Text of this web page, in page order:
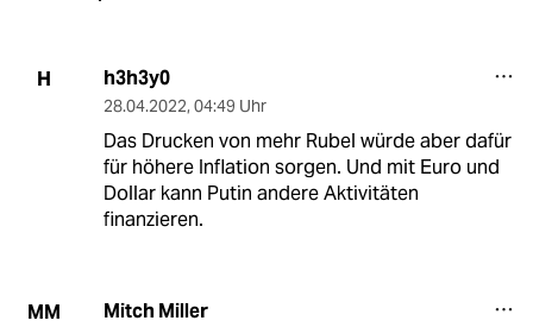
H h3h3y0
28.04.2022, 04:49 Uhr
Das Drucken von mehr Rubel würde aber dafür
für höhere Inflation sorgen. Und mit Euro und
Dollar kann Putin andere Aktivitäten
finanzieren.
MM Mitch Miller